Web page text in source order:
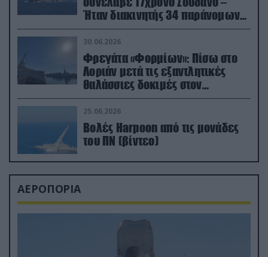
Ήταν διακινητής 34 παράνομων
μεταναστών
30.06.2026
Φρεγάτα «Φορμίων»: Πίσω στο
Λοριάν μετά τις εξαντλητικές
θαλάσσιες δοκιμές στον
απαιτητικό Βισκαϊκό
25.06.2026
Βολές Harpoon από τις μονάδες
του ΠΝ (βίντεο)
ΑΕΡΟΠΟΡΙΑ